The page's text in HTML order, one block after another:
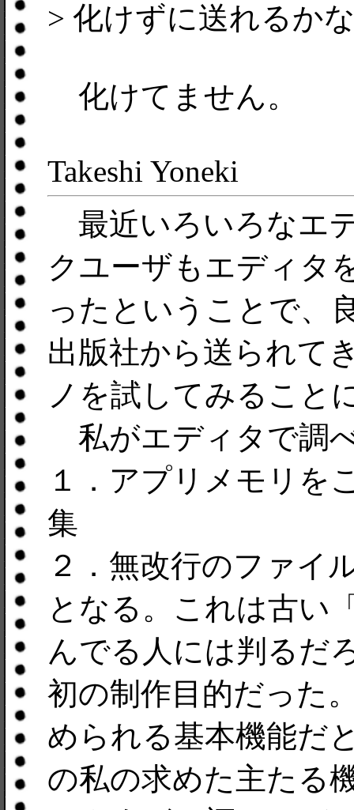
> 化けずに送れるか
化けてません。
Takeshi Yoneki
最近いろいろなエ
クユーザもエディタ
ったということで、
出版社から送られて
ノを試してみること
私がエディタで調
１．アプリメモリを
集
２．無改行のファイ
となる。これは古い
んでる人には判るだ
初の制作目的だった
められる基本機能だ
の私の求めた主たる